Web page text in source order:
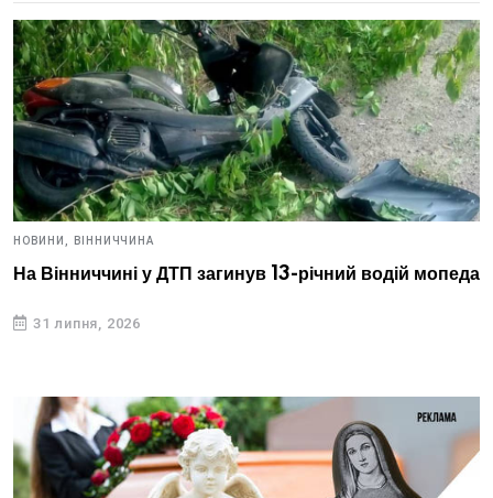
НОВИНИ, ВІННИЧЧИНА
На Вінниччині у ДТП загинув 13-річний водій мопеда
31 липня, 2026